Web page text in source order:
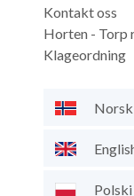
Kontakt oss
Horten - Torp
Klageordning
Norsk
Polski